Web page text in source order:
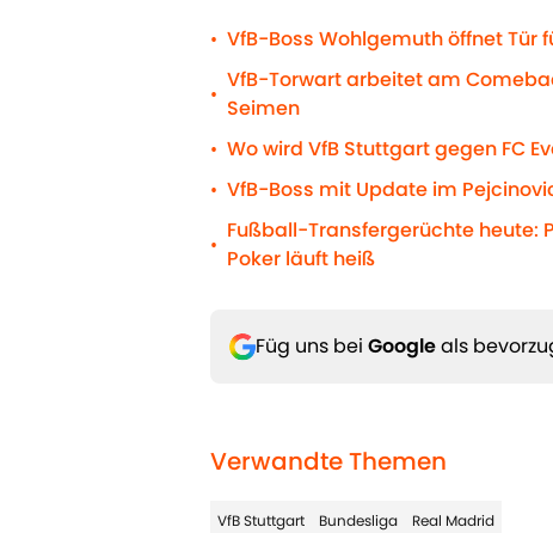
• VfB-Boss Wohlgemuth öffnet Tür
•
VfB-Torwart arbeitet am
Seimen
• Wo wird VfB Stuttgart gegen FC
• VfB-Boss mit Update im
•
Fußball-Transfergerüchte heute:
Poker läuft heiß
Füg uns bei Googleals
Verwandte Themen
VfB Stuttgart Bundesliga Real Madrid